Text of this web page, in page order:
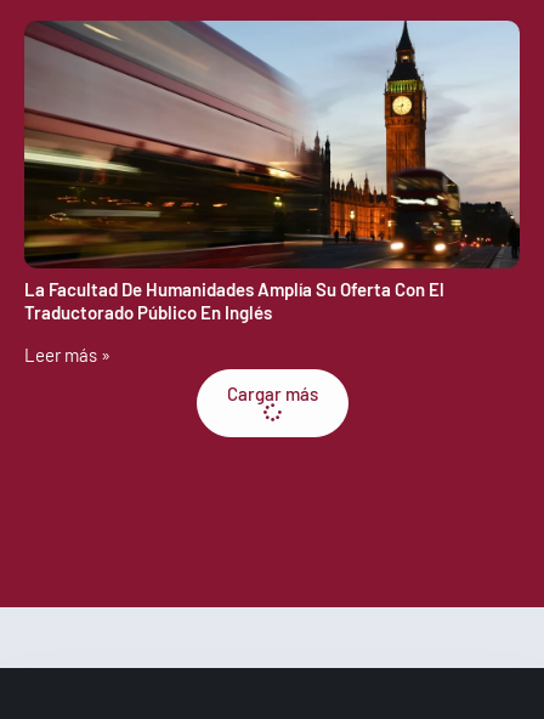
La Facultad De Humanidades Amplía Su Oferta Con El
Traductorado Público En Inglés
Leer más »
Cargar más